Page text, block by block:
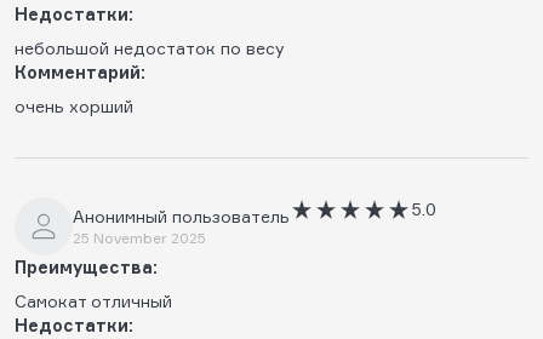
Недостатки:
небольшой недостаток по весу
Комментарий:
очень хорший
Анонимный пользователь
25 November 2025
5.0
Преимущества:
Самокат отличный
Недостатки: